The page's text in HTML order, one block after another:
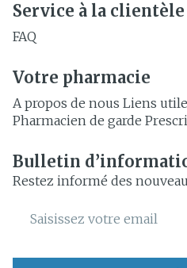
Service à la clientèle
FAQ
Votre pharmacie
A propos de nous Liens
Pharmacien de garde
Bulletin
Restez informé des
Adresse mail